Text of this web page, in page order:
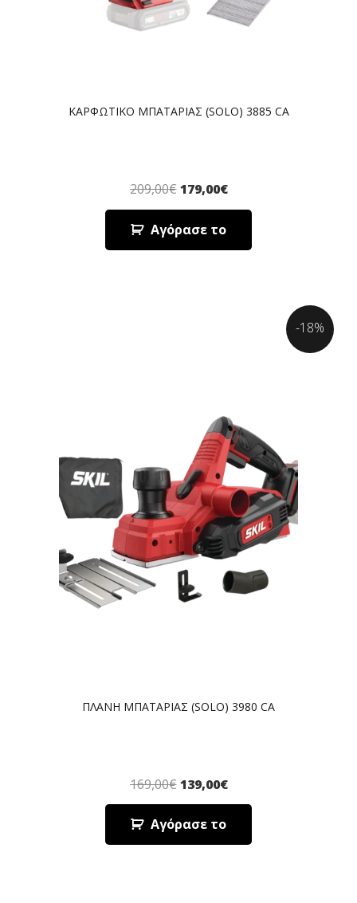
ΚΑΡΦΩΤΙΚΟ ΜΠΑΤΑΡΙΑΣ (SOLO) 3885 CA
209,00€ 179,00€
Αγόρασε το
ΠΛΑΝΗ ΜΠΑΤΑΡΙΑΣ (SOLO) 3980 CA
169,00€ 139,00€
Αγόρασε το
-18%